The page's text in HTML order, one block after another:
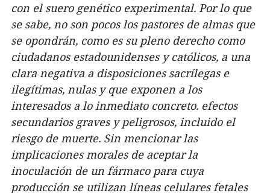
con el suero genético experimental. Por lo que
se sabe, no son pocos los pastores de almas que
se opondrán, como es su pleno derecho como
ciudadanos estadounidenses y católicos, a una
clara negativa a disposiciones sacrílegas e
ilegítimas, nulas y que exponen a los
interesados ​​a lo inmediato concreto. efectos
secundarios graves y peligrosos, incluido el
riesgo de muerte. Sin mencionar las
implicaciones morales de aceptar la
inoculación de un fármaco para cuya
producción se utilizan líneas celulares fetales